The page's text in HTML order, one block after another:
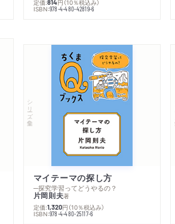
定価:814円 （10％税込み）
ISBN:978-4-480-42819-6
シリーズ・全集
マイテーマの探し方
─探究学習ってどうやるの？
片岡則夫著
定価:1,320円 （10％税込み）
ISBN:978-4-480-25117-6